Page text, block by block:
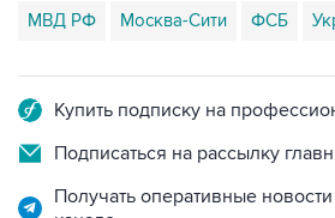
МВД РФ Москва-Сити ФСБ
Купить подписку на
Подписаться на рассылку
Получать оперативные